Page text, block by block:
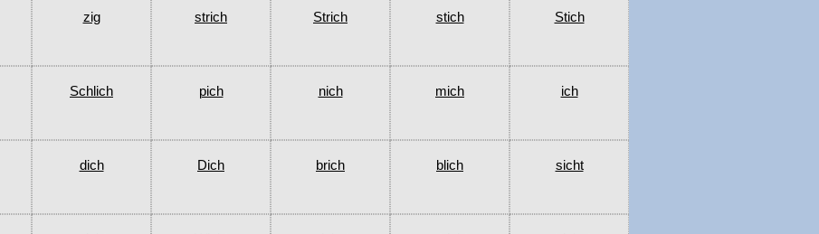
zig strich Strich stich Stich
Schlich pich nich mich ich
dich Dich brich blich sicht